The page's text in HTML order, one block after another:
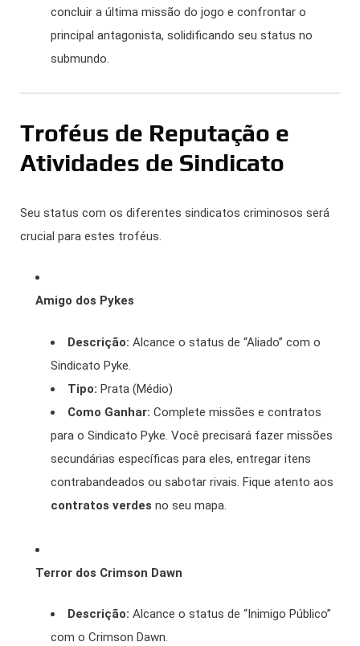
concluir a última missão do jogo e confrontar o
principal antagonista, solidificando seu status no
submundo.
Troféus de Reputação e
Atividades de Sindicato
Seu status com os diferentes sindicatos criminosos será
crucial para estes troféus.
Amigo dos Pykes
Descrição: Alcance o status de “Aliado” com o
Sindicato Pyke.
Tipo: Prata (Médio)
Como Ganhar: Complete missões e contratos
para o Sindicato Pyke. Você precisará fazer missões
secundárias específicas para eles, entregar itens
contrabandeados ou sabotar rivais. Fique atento aos
contratos verdes no seu mapa.
Terror dos Crimson Dawn
Descrição: Alcance o status de “Inimigo Público”
com o Crimson Dawn.